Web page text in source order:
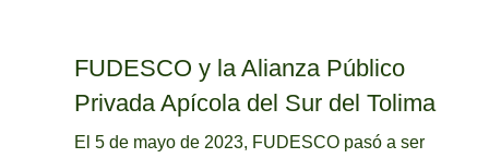
FUDESCO y la Alianza Público
Privada Apícola del Sur del Tolima
El 5 de mayo de 2023, FUDESCO pasó a ser